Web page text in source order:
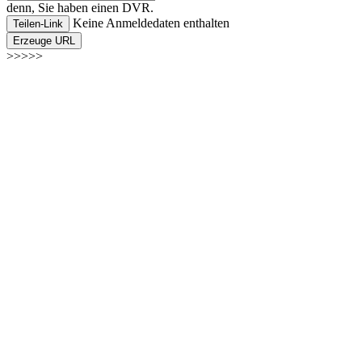
denn, Sie haben einen DVR.
Teilen-Link Keine Anmeldedaten enthalten
Erzeuge URL
>>>>>